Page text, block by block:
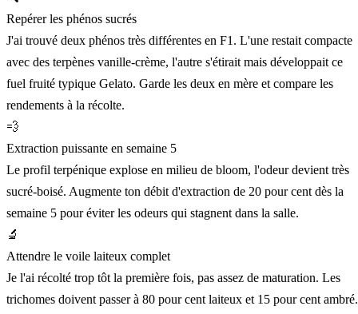
Repérer les phénos sucrés
J'ai trouvé deux phénos très différentes en F1. L'une restait compacte
avec des terpènes vanille-crème, l'autre s'étirait mais développait ce
fuel fruité typique Gelato. Garde les deux en mère et compare les
rendements à la récolte.
💨
Extraction puissante en semaine 5
Le profil terpénique explose en milieu de bloom, l'odeur devient très
sucré-boisé. Augmente ton débit d'extraction de 20 pour cent dès la
semaine 5 pour éviter les odeurs qui stagnent dans la salle.
🔬
Attendre le voile laiteux complet
Je l'ai récolté trop tôt la première fois, pas assez de maturation. Les
trichomes doivent passer à 80 pour cent laiteux et 15 pour cent ambré.